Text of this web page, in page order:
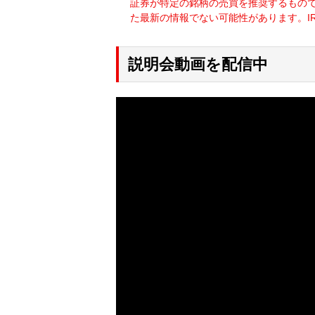
証券が特定の銘柄の売買を推奨するもの
た最新の情報でない可能性があります。
説明会動画を配信中